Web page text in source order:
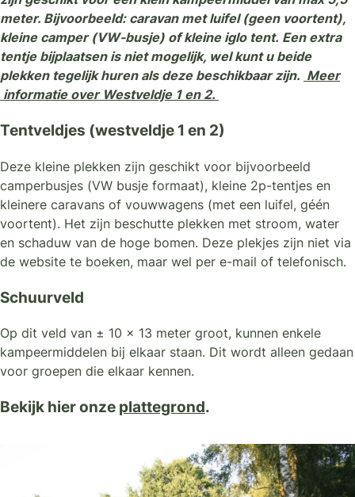
meter. Bijvoorbeeld: caravan met luifel (geen voortent),
kleine camper (VW-busje) of kleine iglo tent. Een extra
tentje bijplaatsen is niet mogelijk, wel kunt u beide
plekken tegelijk huren als deze beschikbaar zijn. Meer
informatie over Westveldje 1 en 2.
Tentveldjes (westveldje 1 en 2)
Deze kleine plekken zijn geschikt voor bijvoorbeeld
camperbusjes (VW busje formaat), kleine 2p-tentjes en
kleinere caravans of vouwwagens (met een luifel, géén
voortent). Het zijn beschutte plekken met stroom, water
en schaduw van de hoge bomen. Deze plekjes zijn niet via
de website te boeken, maar wel per e-mail of telefonisch.
Schuurveld
Op dit veld van ± 10 x 13 meter groot, kunnen enkele
kampeermiddelen bij elkaar staan. Dit wordt alleen gedaan
voor groepen die elkaar kennen.
Bekijk hier onze plattegrond.